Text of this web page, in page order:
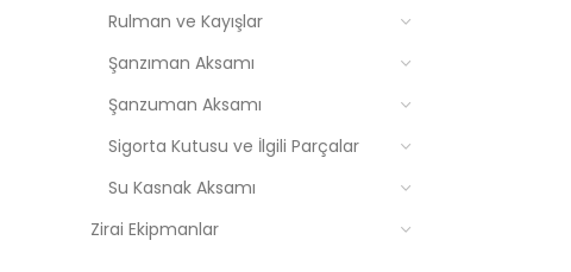
Rulman ve Kayışlar
Şanzıman Aksamı
Şanzuman Aksamı
Sigorta Kutusu ve İlgili Parçalar
Su Kasnak Aksamı
Zirai Ekipmanlar